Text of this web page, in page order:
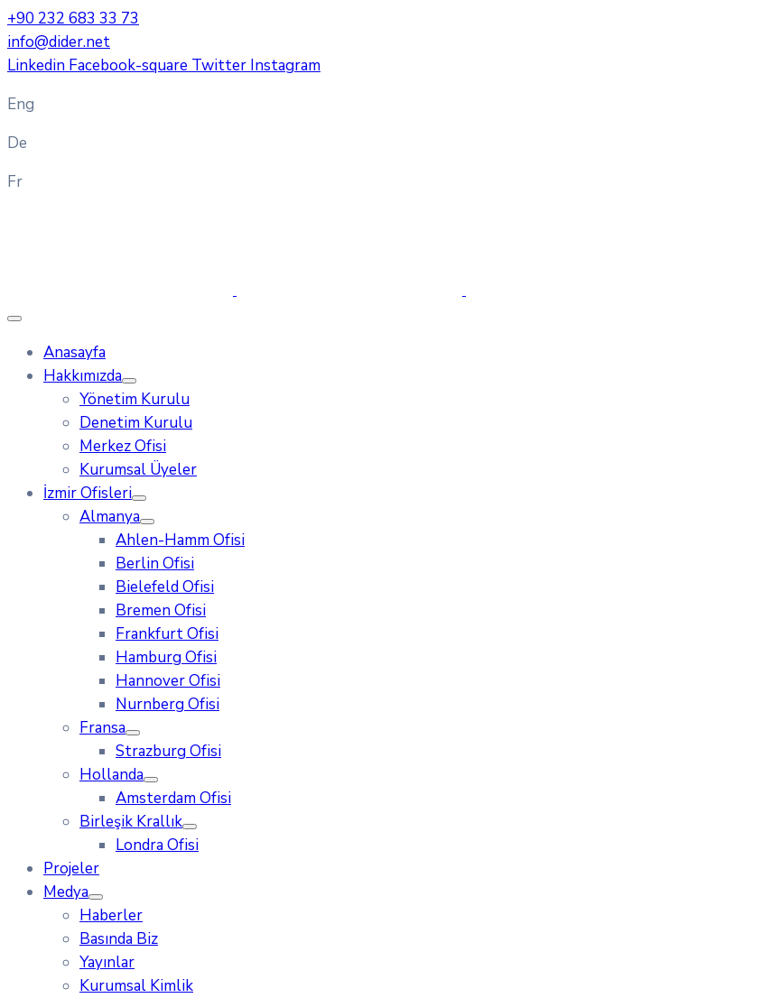
+90 232 683 33 73
info@dider.net
Linkedin Facebook-square Twitter Instagram
Eng
De
Fr
Anasayfa
Hakkımızda
Yönetim Kurulu
Denetim Kurulu
Merkez Ofisi
Kurumsal Üyeler
İzmir Ofisleri
Almanya
Ahlen-Hamm Ofisi
Berlin Ofisi
Bielefeld Ofisi
Bremen Ofisi
Frankfurt Ofisi
Hamburg Ofisi
Hannover Ofisi
Nurnberg Ofisi
Fransa
Strazburg Ofisi
Hollanda
Amsterdam Ofisi
Birleşik Krallık
Londra Ofisi
Projeler
Medya
Haberler
Basında Biz
Yayınlar
Kurumsal Kimlik